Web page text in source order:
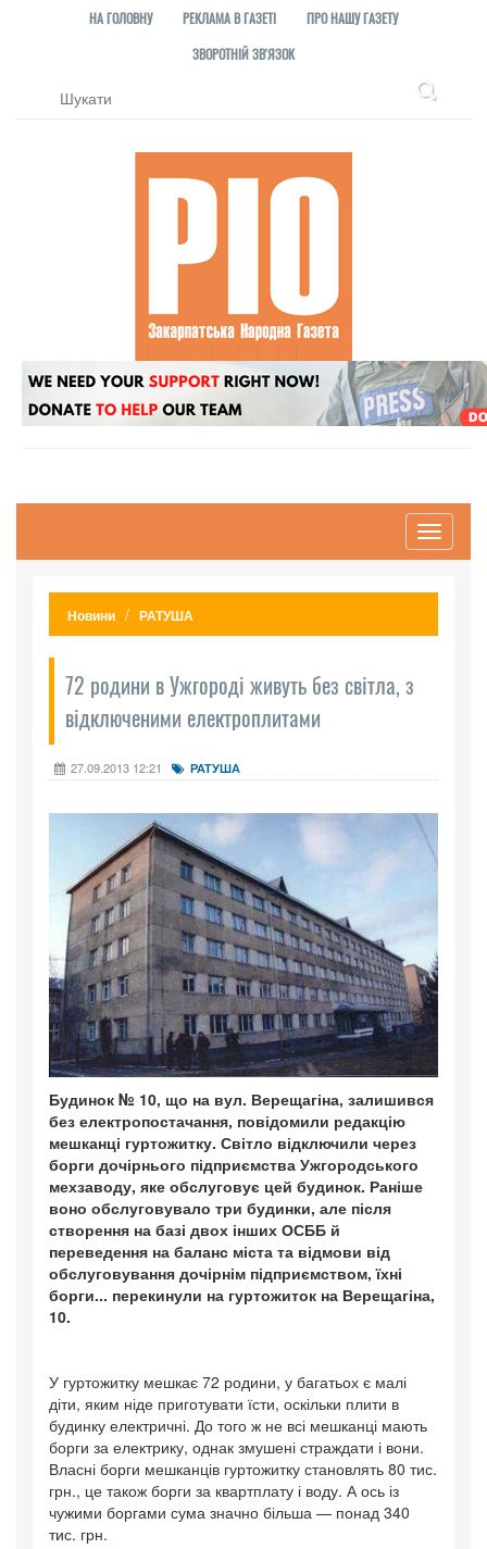
НА ГОЛОВНУ РЕКЛАМА В ГАЗЕТІ
ПРО НАШУ ГАЗЕТУ
ЗВОРОТНІЙ ЗВ'ЯЗОК
Toggle
Новини РАТУША
72 родини в Ужгороді живуть без світла, з
відключеними електроплитами
27.09.2013 12:21 РАТУША
Будинок № 10, що на вул. Верещагіна, залишився
без електропостачання, повідомили редакцію
мешканці гуртожитку. Світло відключили через
борги дочірнього підприємства Ужгородського
мехзаводу, яке обслуговує цей будинок. Раніше
воно обслуговувало три будинки, але після
створення на базі двох інших ОСББ й
переведення на баланс міста та відмови від
обслуговування дочірнім підприємством, їхні
борги... перекинули на гуртожиток на Верещагіна,
10.
У гуртожитку мешкає 72 родини, у багатьох є малі
діти, яким ніде приготувати їсти, оскільки плити в
будинку електричні. До того ж не всі мешканці мають
борги за електрику, однак змушені страждати і вони.
Власні борги мешканців гуртожитку становлять 80 тис.
грн., це також борги за квартплату і воду. А ось із
чужими боргами сума значно більша — понад 340
тис. грн.